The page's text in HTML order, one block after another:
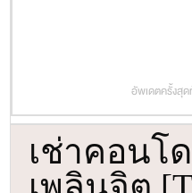
อัพเดตครั้งสุ
เช่าคอนโ